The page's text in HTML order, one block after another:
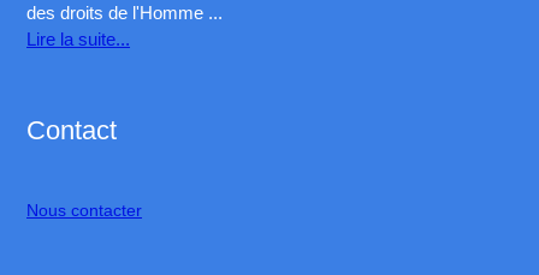
des droits de l'Homme ...
Lire la suite...
Contact
Nous contacter